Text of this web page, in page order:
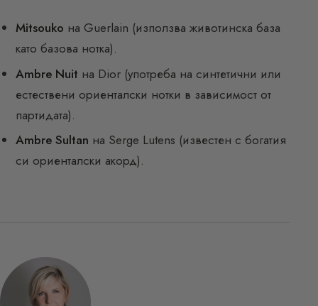
Mitsouko на Guerlain (използва животинска база
като базова нотка).
Ambre Nuit на Dior (употреба на синтетични или
естествени ориенталски нотки в зависимост от
партидата).
Ambre Sultan на Serge Lutens (известен с богатия
си ориенталски акорд).